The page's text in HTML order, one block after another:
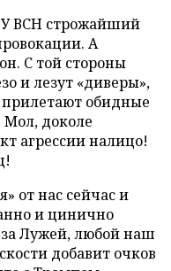
У ВСН строжайший
А
С той стороны
и лезут «диверы»,
прилетают обидные
Мол, доколе
агрессии налицо!
от нас сейчас и
и цинично
Лужей, любой наш
добавит очков